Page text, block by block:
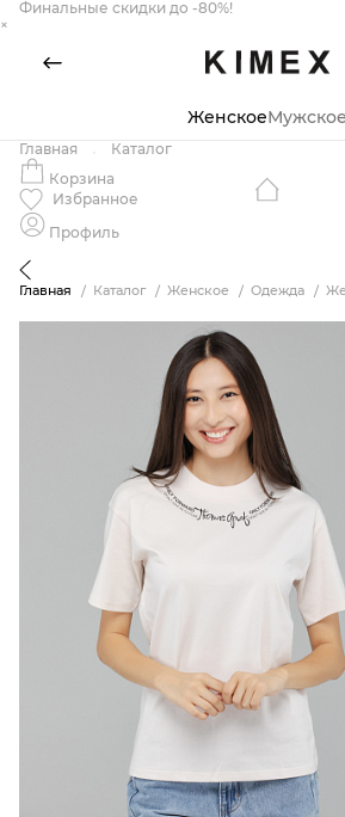
Финальные скидки до -80%!
×
ЖенскоеМужское
Главная
Каталог
Корзина
Избранное
Профиль
Главная Каталог Женское Одежда